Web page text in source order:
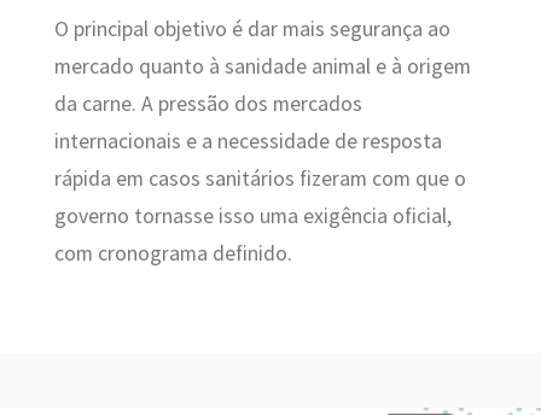
O principal objetivo é dar mais segurança ao
mercado quanto à sanidade animal e à origem
da carne. A pressão dos mercados
internacionais e a necessidade de resposta
rápida em casos sanitários fizeram com que o
governo tornasse isso uma exigência oficial,
com cronograma definido.